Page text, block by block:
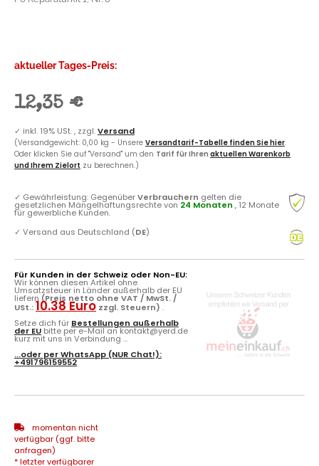
aktueller Tages-Preis:
12,35 €
✓ inkl. 19% USt. , zzgl.Versand
(Versandgewicht: 0,00 kg - Unsere Versandtarif-Tabelle finden Sie hier.
Oder klicken Sie auf "Versand" um den Tarif für Ihren aktuellen Warenkorb
und Ihrem Zielort zu berechnen.)
✓ Gewährleistung: GegenüberVerbrauchern gelten die
gesetzlichen Mängelhaftungsrechte von 24 Monaten , 12 Monate
für gewerbliche Kunden.
✓ Versand aus Deutschland (DE)
Für Kunden in der Schweiz oder Non-EU:
Wir können diesen Artikel ohne
Umsatzsteuer in Länder außerhalb der EU
liefern (Preis netto ohne VAT / MwSt. /
USt.:10.38 Euro zzgl. Steuern) .
Setze dich für Bestellungen außerhalb
der EU bitte per e-Mail an kontakt@yerd.de
kurz mit uns in Verbindung ...
...oder perWhatsApp (NUR Chat!):
+491796159552
momentan nicht
verfügbar (ggf. bitte
anfragen)
* letzter verfügbarer